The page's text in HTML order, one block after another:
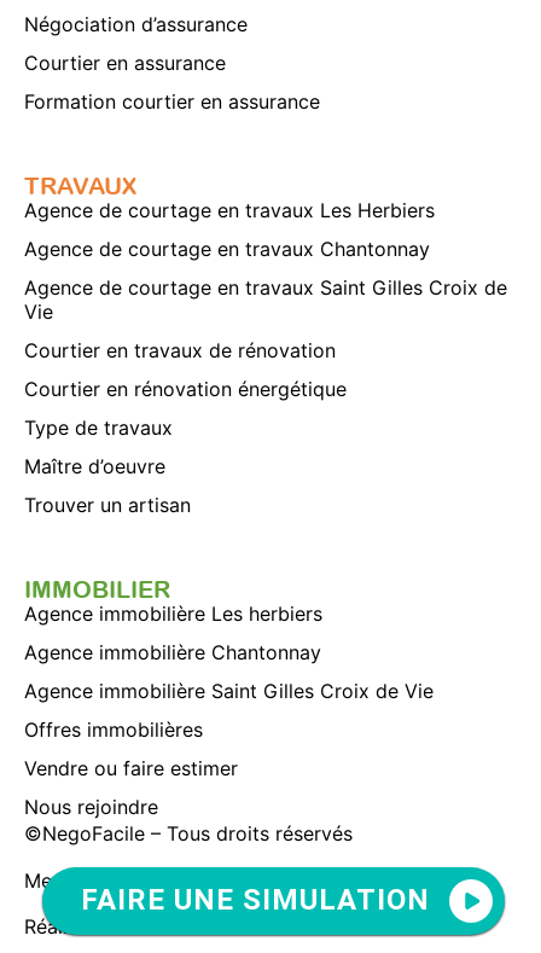
Négociation d’assurance
Courtier en assurance
Formation courtier en assurance
TRAVAUX
Agence de courtage en travaux Les Herbiers
Agence de courtage en travaux Chantonnay
Agence de courtage en travaux Saint Gilles Croix de
Vie
Courtier en travaux de rénovation
Courtier en rénovation énergétique
Type de travaux
Maître d’oeuvre
Trouver un artisan
IMMOBILIER
Agence immobilière Les herbiers
Agence immobilière Chantonnay
Agence immobilière Saint Gilles Croix de Vie
Offres immobilières
Vendre ou faire estimer
Nous rejoindre
©NegoFacile – Tous droits réservés
Mentions légales
Réalisation
FAIRE UNE SIMULATION